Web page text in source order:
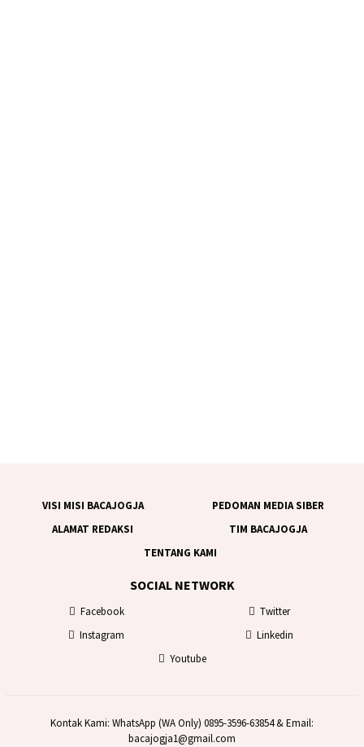
VISI MISI BACAJOGJA
PEDOMAN MEDIA SIBER
ALAMAT REDAKSI
TIM BACAJOGJA
TENTANG KAMI
SOCIAL NETWORK
Facebook
Twitter
Instagram
Linkedin
Youtube
Kontak Kami: WhatsApp (WA Only) 0895-3596-63854 & Email:
bacajogja1@gmail.com